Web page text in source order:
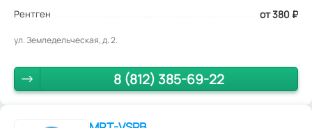
Рентген от 380 ₽
ул. Земледельческая, д. 2.
8 (812) 385-69-22